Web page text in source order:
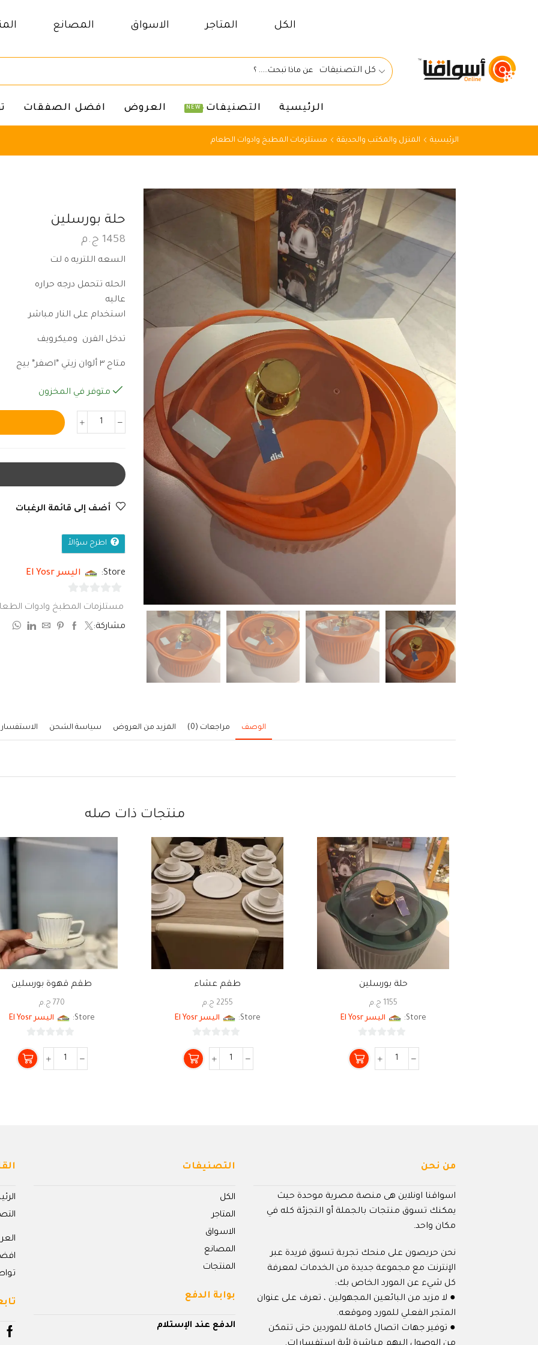
الكل المتاجر الاسواق المصانع
كل التصنيفات
الرئيسية التصنيفات NEW العروض افضل الصفقات
الرئيسية المنزل والمكتب والحديقة مستلزمات المطبخ وادوات الطعام
حلة بورسلين
1458 ج.م
السعه اللتريه ٥ لت
الحله تتحمل درجه حراره
عاليه
استخدام على النار مباشر
تدخل الفرن وميكرويف
متاح ٣ ألوان زيتي *اصفر* بيج
متوفر في المخزون
أضف إلى قائمة الرغبات
اطرح سؤالاً
Store: اليسر El Yosr
0
مستلزمات المطبخ وادوات
مشاركة:
الوصف مراجعات (0) المزيد من العروض سياسة الشحن
منتجات ذات صله
حلة بورسلين
1155 ج.م
Store:
اليسر El Yosr
من
5
طقم عشاء
2255 ج.م
Store:
اليسر El Yosr
من
5
طقم قهوة بورسلين
770 ج.م
Store:
اليسر El Yosr
من
5
من نحن
اسواقنا اونلاين هى منصة مصرية موحدة حيث
يمكنك تسوق منتجات بالجملة أو التجزئة كله في
مكان واحد.
نحن حريصون على منحك تجربة تسوق فريدة عبر
الإنترنت مع مجموعة جديدة من الخدمات لمعرفة
كل شيء عن المورد الخاص بك:
● لا مزيد من البائعين المجهولين ، تعرف على عنوان
المتجر الفعلي للمورد وموقعه.
● توفير جهات اتصال كاملة للموردين حتى تتمكن
التصنيفات
الكل
المتاجر
الاسواق
المصانع
المنتجات
بوابة الدفع
الدفع عند الإستلام